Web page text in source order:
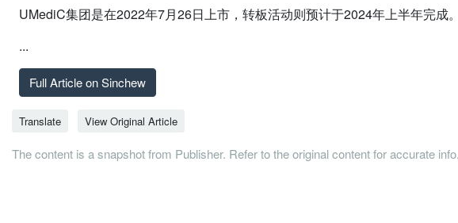
UMediC集团是在2022年7月26日上市，转板活动则预计于2024年上半年完成。
...
Full Article on Sinchew
Translate View Original Article
The content is a snapshot from Publisher. Refer to the original content for accurate